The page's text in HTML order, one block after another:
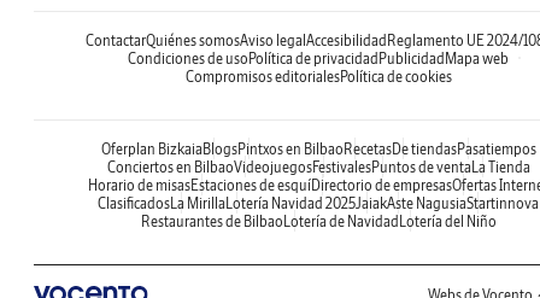
ContactarQuiénes somosAviso legal Accesibilidad Reglamento UE 2024/
Condiciones de uso Política de privacidad Publicidad Mapa web
Compromisos editorialesPolítica de cookies
Oferplan Bizkaia BlogsPintxos en Bilbao RecetasDe tiendasPasatiempos
Conciertos en BilbaoVideojuegosFestivalesPuntos de venta La Tienda
Horario de misasEstaciones de esquíDirectorio de empresasOfertas
Clasificados La Mirilla Lotería Navidad 2025JaiakAste NagusiaStartinnova
Restaurantes de Bilbao Lotería de Navidad Lotería del Niño